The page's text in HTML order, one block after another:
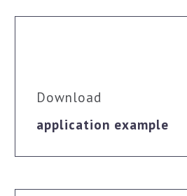
Download
application example